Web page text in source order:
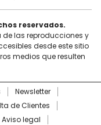
reservados.
de las reproducciones y
desde este sitio
medios que resulten
Newsletter
de Clientes
Aviso legal